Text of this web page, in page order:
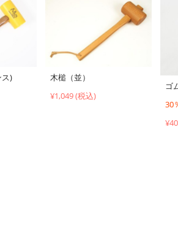
)
木槌（並）
¥1,049 (税込)
ゴ
30